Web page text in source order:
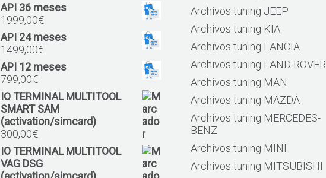
API 36 meses
1999,00€
API 24 meses
1499,00€
API 12 meses
799,00€
IO TERMINAL MULTITOOL
SMART SAM
(activation/simcard)
300,00€
IO TERMINAL MULTITOOL
VAG DSG
Archivos tuning JEEP
Archivos tuning KIA
Archivos tuning LANCIA
Archivos tuning LAND ROVER
Archivos tuning MAN
Archivos tuning MAZDA
Archivos tuning MERCEDES-
BENZ
Archivos tuning MINI
Archivos tuning MITSUBISHI